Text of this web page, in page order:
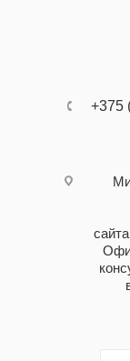
+375